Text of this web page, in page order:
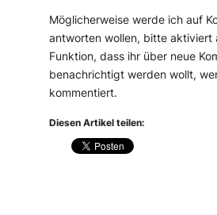
Möglicherweise werde ich auf
antworten wollen, bitte aktiviert
Funktion, dass ihr über neue
benachrichtigt werden wollt,
kommentiert.
Diesen Artikel teilen: